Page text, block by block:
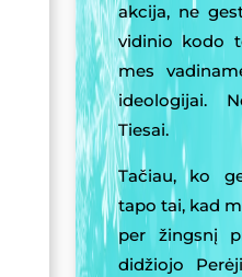
akcija, ne
vidinio kodo
mes
ideologijai.
Tiesai.
Tačiau, ko
tapo tai, kad
per žingsnį
didžiojo